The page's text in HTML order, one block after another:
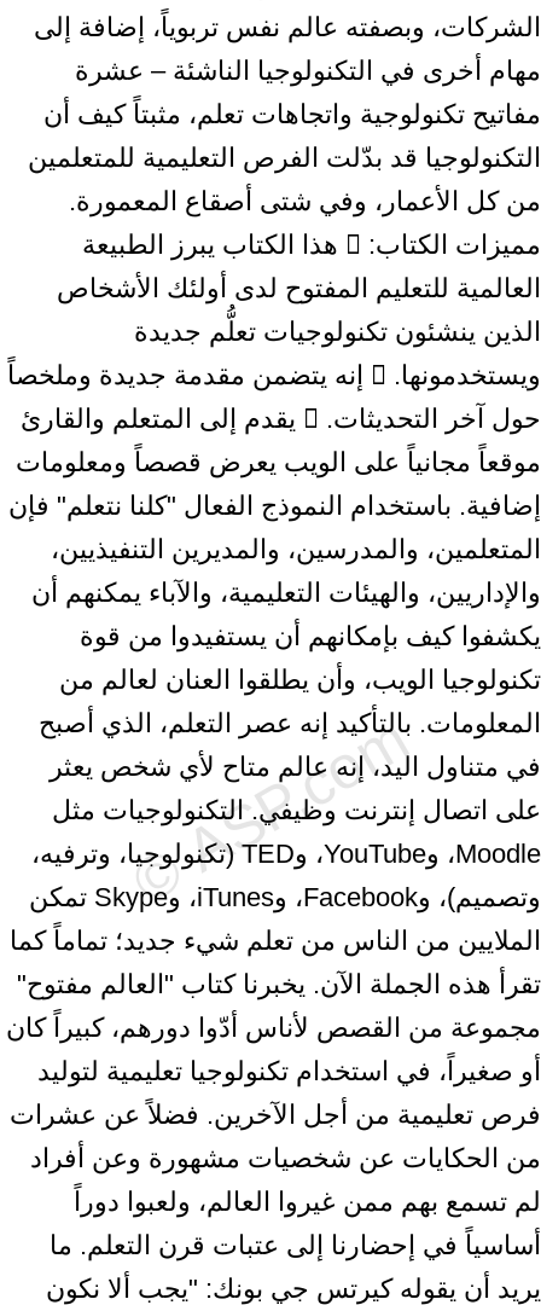
الشركات، وبصفته عالم نفس تربوياً، إضافة إلى
مهام أخرى في التكنولوجيا الناشئة – عشرة
مفاتيح تكنولوجية واتجاهات تعلم، مثبتاً كيف أن
التكنولوجيا قد بدّلت الفرص التعليمية للمتعلمين
من كل الأعمار، وفي شتى أصقاع المعمورة.
مميزات الكتاب:  هذا الكتاب يبرز الطبيعة
العالمية للتعليم المفتوح لدى أولئك الأشخاص
الذين ينشئون تكنولوجيات تعلُّم جديدة
ويستخدمونها.  إنه يتضمن مقدمة جديدة وملخصاً
حول آخر التحديثات.  يقدم إلى المتعلم والقارئ
موقعاً مجانياً على الويب يعرض قصصاً ومعلومات
إضافية. باستخدام النموذج الفعال "كلنا نتعلم" فإن
المتعلمين، والمدرسين، والمديرين التنفيذيين،
والإداريين، والهيئات التعليمية، والآباء يمكنهم أن
يكشفوا كيف بإمكانهم أن يستفيدوا من قوة
تكنولوجيا الويب، وأن يطلقوا العنان لعالم من
المعلومات. بالتأكيد إنه عصر التعلم، الذي أصبح
في متناول اليد، إنه عالم متاح لأي شخص يعثر
على اتصال إنترنت وظيفي. التكنولوجيات مثل
Moodle، وYouTube، وTED (تكنولوجيا، وترفيه،
وتصميم)، وFacebook، وiTunes، وSkype تمكن
الملايين من الناس من تعلم شيء جديد؛ تماماً كما
تقرأ هذه الجملة الآن. يخبرنا كتاب "العالم مفتوح"
مجموعة من القصص لأناس أدّوا دورهم، كبيراً كان
أو صغيراً، في استخدام تكنولوجيا تعليمية لتوليد
فرص تعليمية من أجل الآخرين. فضلاً عن عشرات
من الحكايات عن شخصيات مشهورة وعن أفراد
لم تسمع بهم ممن غيروا العالم، ولعبوا دوراً
أساسياً في إحضارنا إلى عتبات قرن التعلم. ما
يريد أن يقوله كيرتس جي بونك: "يجب ألا نكون